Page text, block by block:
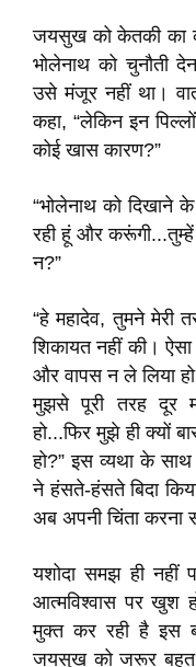
जयसुख को केतकी का
भोलेनाथ को चुनौती
उसे मंजूर नहीं था।
कहा, “लेकिन इन
कोई खास कारण?”
“भोलेनाथ को दिखाने
रही हूं और करूंगी...तुम्हें
न?”
“हे महादेव, तुमने मेरी
शिकायत नहीं की।
और वापस न ले लिया
मुझसे पूरी तरह दूर
हो...फिर मुझे ही क्यों
हो?” इस व्यथा के
ने हंसते-हंसते बिदा
अब अपनी चिंता करना
यशोदा समझ ही नहीं
आत्मविश्वास पर खुश
मुक्त कर रही है इस
जयसुख को जरूर बहुत